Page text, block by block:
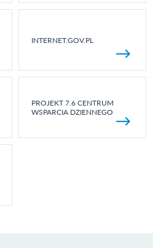
INTERNET.GOV.PL
PROJEKT 7.6 CENTRUM
WSPARCIA DZIENNEGO